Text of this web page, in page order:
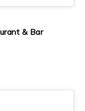
& Bar